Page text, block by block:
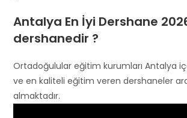
Antalya En İyi Dershane
dershanedir ?
Ortadoğulular eğitim kurumları Antalya
ve en kaliteli eğitim veren dershaneler
almaktadır.